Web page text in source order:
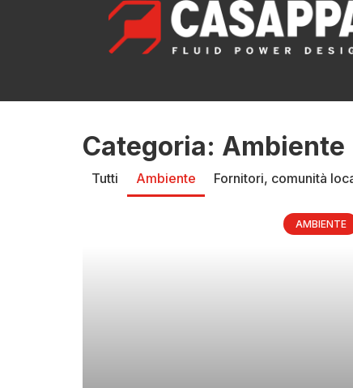
Categoria: Ambiente
Tutti Ambiente Fornitori, comunità
AMBIENTE